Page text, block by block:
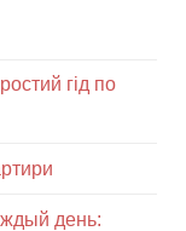
гід по
день: